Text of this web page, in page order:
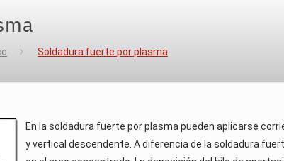
Soldadura fuerte por plasma
En la soldadura fuerte por plasma pueden aplicarse
y vertical descendente. A diferencia de la soldadura